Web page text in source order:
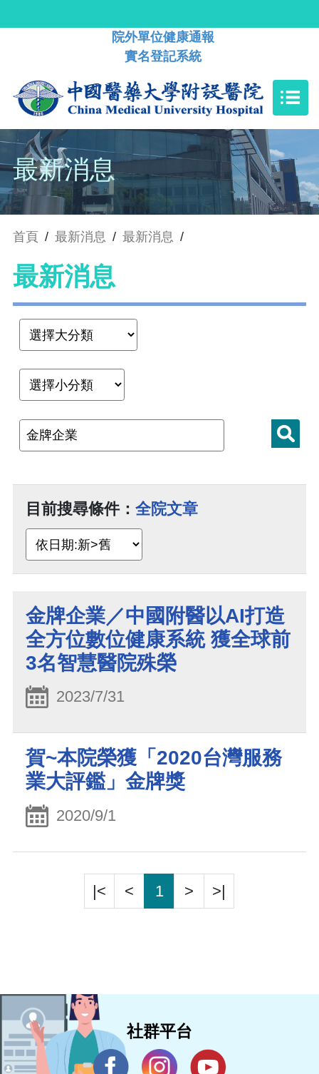
院外單位健康通報
實名登記系統
最新消息
首頁 / 最新消息 / 最新消息 /
最新消息
目前搜尋條件： 全院文章
金牌企業／中國附醫以AI打造
全方位數位健康系統 獲全球前
3名智慧醫院殊榮
2023/7/31
賀~本院榮獲「2020台灣服務
業大評鑑」金牌獎
2020/9/1
|< < 1 > >|
社群平台